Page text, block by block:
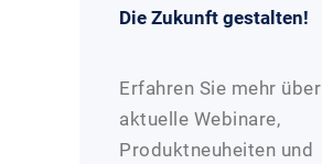
Die Zukunft gestalten!
Erfahren Sie mehr über
aktuelle Webinare,
Produktneuheiten und